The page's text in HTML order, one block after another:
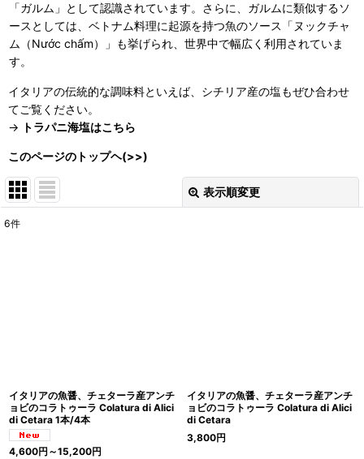
「ガルム」として認識されています。さらに、ガルムに類似するソ
ースとしては、ベトナム料理に起源を持つ魚のソース「ヌックチャ
ム（Nước chấm）」も挙げられ、世界中で幅広く利用されていま
す。
イタリアの伝統的な調味料といえば、シチリア産の塩もぜひ合わせ
てご覧ください。
→ トラパニ海塩はこちら
このページのトップヘ(>>)
表示順変更
6件
イタリアの魚醤、チェターラ産アンチ
ョビのコラトゥーラ Colatura di Alici
di Cetara 1本/4本
4,600円 ～15,200円
イタリアの魚醤、チェターラ産アンチ
ョビのコラトゥーラ Colatura di Alici
di Cetara
3,800円